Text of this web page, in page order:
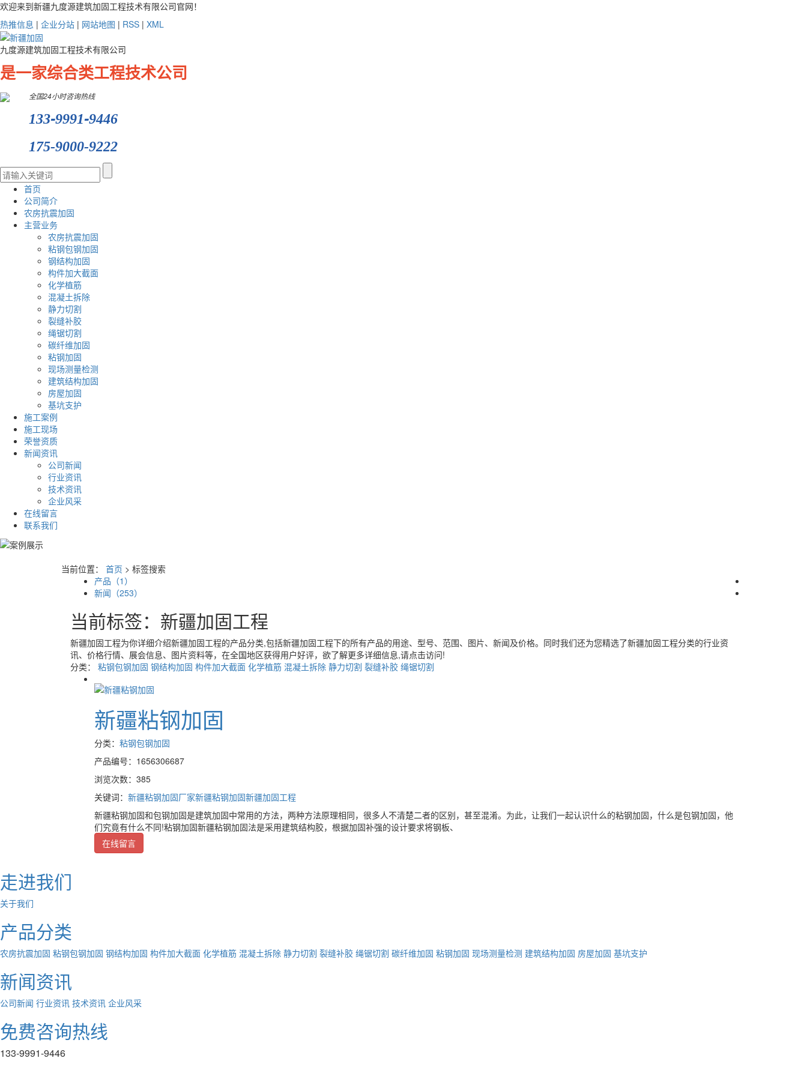
欢迎来到新疆九度源建筑加固工程技术有限公司官网！
热推信息 | 企业分站 | 网站地图 | RSS | XML
九度源建筑加固工程技术有限公司
是一家综合类工程技术公司
全国24小时咨询热线
133-9991-9446
175-9000-9222
首页
公司简介
农房抗震加固
主营业务
农房抗震加固
粘钢包钢加固
钢结构加固
构件加大截面
化学植筋
混凝土拆除
静力切割
裂缝补胶
绳锯切割
碳纤维加固
粘钢加固
现场测量检测
建筑结构加固
房屋加固
基坑支护
施工案例
施工现场
荣誉资质
新闻资讯
公司新闻
行业资讯
技术资讯
企业风采
在线留言
联系我们
当前位置： 首页 > 标签搜索
产品（1）
新闻（253）
当前标签： 新疆加固工程
新疆加固工程为你详细介绍新疆加固工程的产品分类,包括新疆加固工程下的所有产品的用途、型号、范围、图片、新闻及价格。同时我们还为您精选了新疆加固工程分类的行业资
讯、价格行情、展会信息、图片资料等，在全国地区获得用户好评，欲了解更多详细信息,请点击访问!
分类：
粘钢包钢加固 钢结构加固 构件加大截面 化学植筋 混凝土拆除 静力切割 裂缝补胶 绳锯切割
新疆粘钢加固
分类： 粘钢包钢加固
产品编号：1656306687
浏览次数：385
关键词： 新疆粘钢加固厂家新疆粘钢加固新疆加固工程
新疆粘钢加固和包钢加固是建筑加固中常用的方法，两种方法原理相同，很多人不清楚二者的区别，甚至混淆。为此，让我们一起认识什么的粘钢加固，什么是包钢加固，他
们究竟有什么不同!粘钢加固新疆粘钢加固法是采用建筑结构胶，根据加固补强的设计要求将钢板、
在线留言
走进我们
关于我们
产品分类
农房抗震加固 粘钢包钢加固 钢结构加固 构件加大截面 化学植筋 混凝土拆除 静力切割 裂缝补胶 绳锯切割 碳纤维加固 粘钢加固 现场测量检测 建筑结构加固 房屋加固 基坑支护
新闻资讯
公司新闻 行业资讯 技术资讯 企业风采
免费咨询热线
133-9991-9446